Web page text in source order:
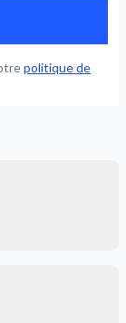
politique de